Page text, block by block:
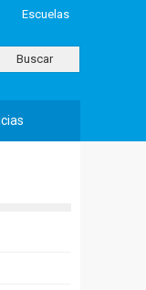
Escuelas
Buscar